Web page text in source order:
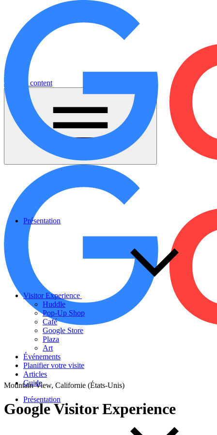
Jump to content
Présentation
Visitor Experience
Huddle
Pop-Up Shop
Café
Google Store
Plaza
Art
Événements
Planifier votre visite
Articles
Guide
Présentation
Mountain View, Californie (États-Unis)
GoogleVisitor Experience